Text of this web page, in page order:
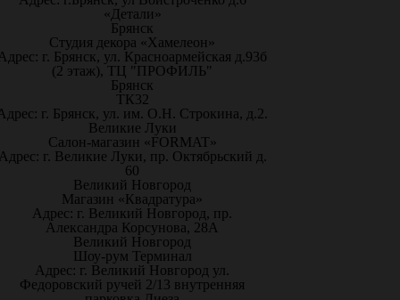
«Детали»
Брянск
Студия декора «Хамелеон»
г. Брянск, ул. Красноармейская д.93б
(2 этаж), ТЦ "ПРОФИЛЬ"
Брянск
ТК32
г. Брянск, ул. им. О.Н. Строкина, д.2.
Великие Луки
Салон-магазин «FORMAT»
г. Великие Луки, пр. Октябрьский д.
60
Великий Новгород
Магазин «Квадратура»
Адрес: г. Великий Новгород, пр.
Александра Корсунова, 28А
Великий Новгород
Шоу-рум Терминал
Адрес: г. Великий Новгород ул.
Федоровский ручей 2/13 внутренняя